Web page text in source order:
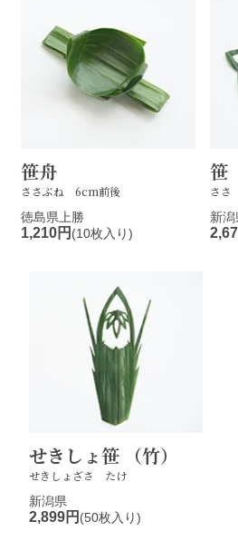
笹舟
ささぶね 6cm前後
徳島県上勝
1,210円 (10枚入り)
笹
ささ
新潟
せきしょ笹 （竹）
せきしょざさ たけ
新潟県
2,899円 (50枚入り)